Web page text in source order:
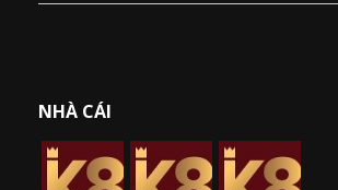
NHÀ CÁI